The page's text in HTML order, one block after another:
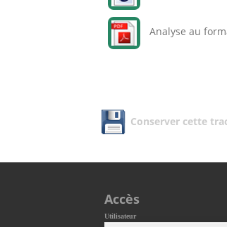
Analyse au
Conserver cette
Accès
Utilisateur